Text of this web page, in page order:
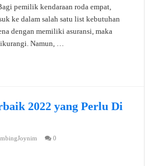
pemilik kendaraan roda empat,
ke dalam salah satu list kebutuhan
dengan memiliki asuransi, maka
Namun, …
2022 yang Perlu Di
0